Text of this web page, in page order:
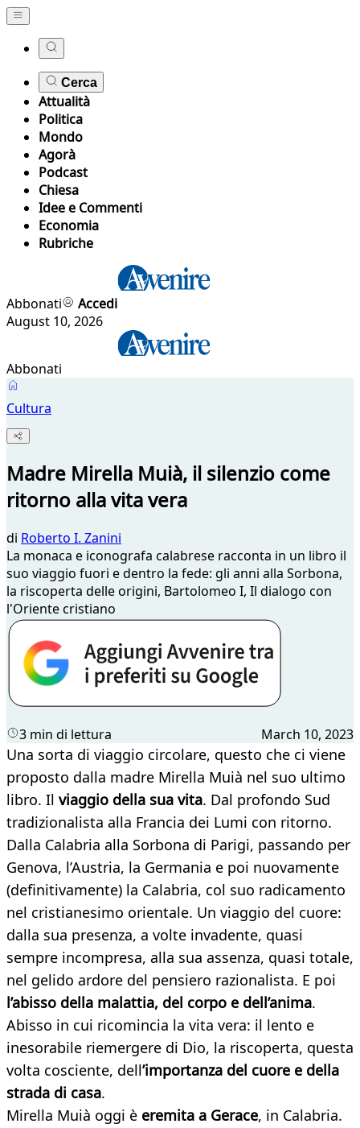
Cerca
Attualità
Politica
Mondo
Agorà
Podcast
Chiesa
Idee e Commenti
Economia
Rubriche
Abbonati
Accedi
August 10, 2026
Abbonati
Cultura
Madre Mirella Muià, il silenzio come
ritorno alla vita vera
di Roberto I. Zanini
La monaca e iconografa calabrese racconta in un libro il
suo viaggio fuori e dentro la fede: gli anni alla Sorbona,
la riscoperta delle origini, Bartolomeo I, Il dialogo con
l'Oriente cristiano
3 min di lettura March 10, 2023
Una sorta di viaggio circolare, questo che ci viene
proposto dalla madre Mirella Muià nel suo ultimo
libro. Il viaggio della sua vita. Dal profondo Sud
tradizionalista alla Francia dei Lumi con ritorno.
Dalla Calabria alla Sorbona di Parigi, passando per
Genova, l’Austria, la Germania e poi nuovamente
(definitivamente) la Calabria, col suo radicamento
nel cristianesimo orientale. Un viaggio del cuore:
dalla sua presenza, a volte invadente, quasi
sempre incompresa, alla sua assenza, quasi totale,
nel gelido ardore del pensiero razionalista. E poi
l’abisso della malattia, del corpo e dell’anima.
Abisso in cui ricomincia la vita vera: il lento e
inesorabile riemergere di Dio, la riscoperta, questa
volta cosciente, dell’importanza del cuore e della
strada di casa.
Mirella Muià oggi è eremita a Gerace, in Calabria.